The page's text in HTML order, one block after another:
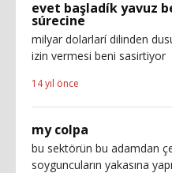
evet başladík yavuz
súrecine
milyar dolarlarí dilinden
izin vermesi beni sasirtiyor
14 yıl önce
my colpa
bu sektörün bu adamdan
soyguncuların yakasına